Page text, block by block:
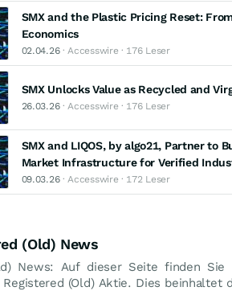
SMX and the Plastic Pricing Reset:
Economics
02.04.26· Accesswire · 176 Leser
SMX Unlocks Value as Recycled and
26.03.26· Accesswire · 176 Leser
SMX and LIQOS, by algo21, Partner to
Market Infrastructure for Verified
09.03.26· Accesswire · 172 Leser
(Old) News
News: Auf dieser Seite finden
(Old) Aktie. Dies